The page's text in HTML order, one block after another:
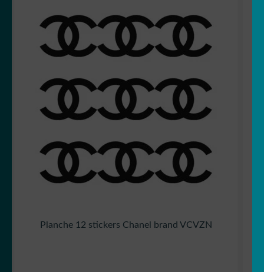
Planche 12 stickers Chanel brand VCVZN